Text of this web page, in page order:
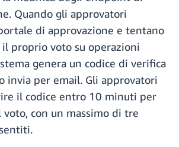
Quando gli approvatori
di approvazione e tentano
proprio voto su operazioni
genera un codice di verifica
invia per email. Gli approvatori
il codice entro 10 minuti per
con un massimo di tre